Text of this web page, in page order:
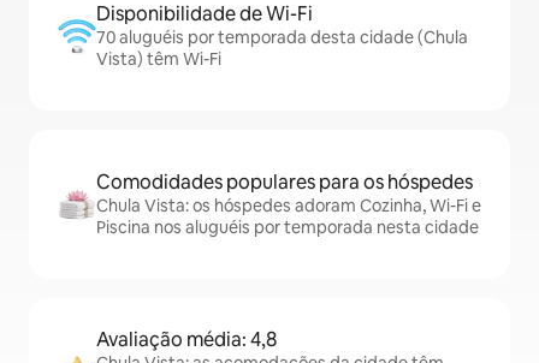
Disponibilidade de Wi-Fi
70 aluguéis por temporada desta cidade (Chula
Vista) têm Wi-Fi
Comodidades populares para os hóspedes
Chula Vista: os hóspedes adoram Cozinha, Wi-Fi e
Piscina nos aluguéis por temporada nesta cidade
Avaliação média: 4,8